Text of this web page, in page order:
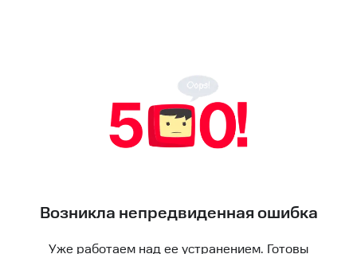
Возникла непредвиденная ошибка
Уже работаем над ее устранением. Готовы